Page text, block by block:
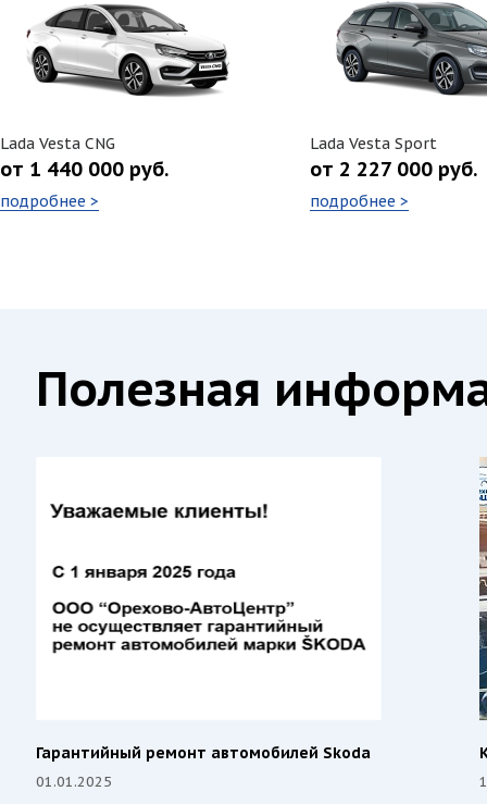
Lada Vesta CNG
от 1 440 000 руб.
подробнее >
Lada Vesta Sport
от 2 227 000 руб.
подробнее >
Полезная
Гарантийный ремонт автомобилей Skoda
01.01.2025